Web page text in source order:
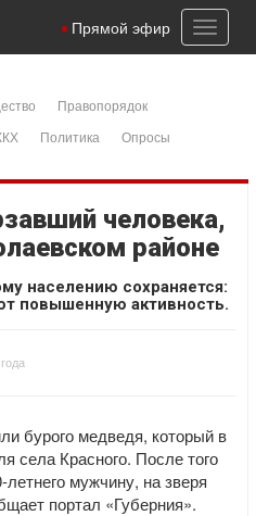
Toggle
Прямой эфир
Правопорядок
Политика
Опросы
человека,
районе
населению сохраняется:
повышенную активность.
бурого медведя, который в
села Красного. После того
мужчину, на зверя
портал «Губерния».